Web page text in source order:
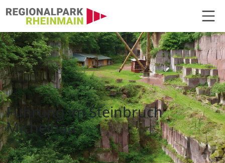
Führung im Steinbruch
Hauptnavigation
Führung im Steinbruch
Michelnau